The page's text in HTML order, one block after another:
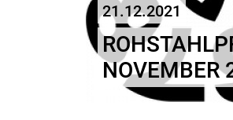
21.12.2021
NOVEMBER